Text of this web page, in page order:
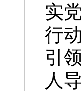
实
行
引
人